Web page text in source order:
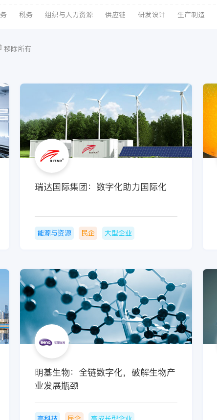
云 KIS云 账无忧
税务 组织与人力资源 供应链 研发设计 生产制造
移除所有
瑞达国际集团：数字化助力国际化
能源与资源 民企 大型企业
明基生物：全链数字化，破解生物产
业发展瓶颈